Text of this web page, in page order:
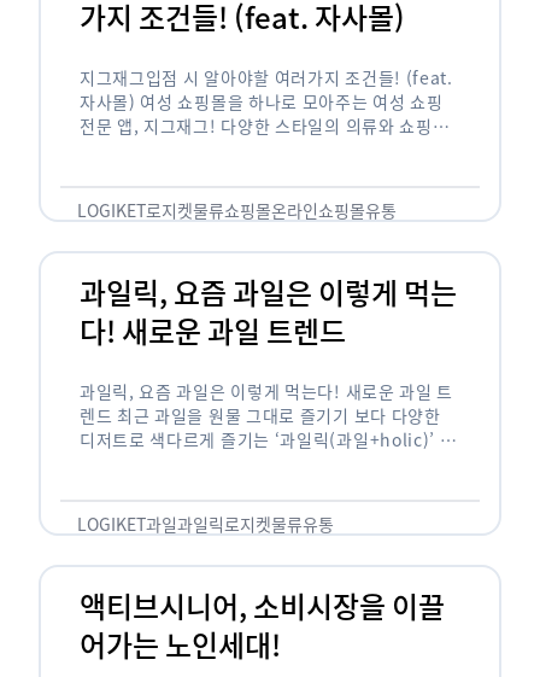
가지 조건들! (feat. 자사몰)
지그재그입점 시 알아야할 여러가지 조건들! (feat.
자사몰) 여성 쇼핑몰을 하나로 모아주는 여성 쇼핑
전문 앱, 지그재그! 다양한 스타일의 의류와 쇼핑몰
LOGIKET로지켓물류쇼핑몰온라인쇼핑몰유통
과일릭, 요즘 과일은 이렇게 먹는
다! 새로운 과일 트렌드
과일릭, 요즘 과일은 이렇게 먹는다! 새로운 과일 트
렌드 최근 과일을 원물 그대로 즐기기 보다 다양한
디저트로 색다르게 즐기는 ‘과일릭(과일+holic)’ 트
…
LOGIKET과일과일릭로지켓물류유통
액티브시니어, 소비시장을 이끌
어가는 노인세대!